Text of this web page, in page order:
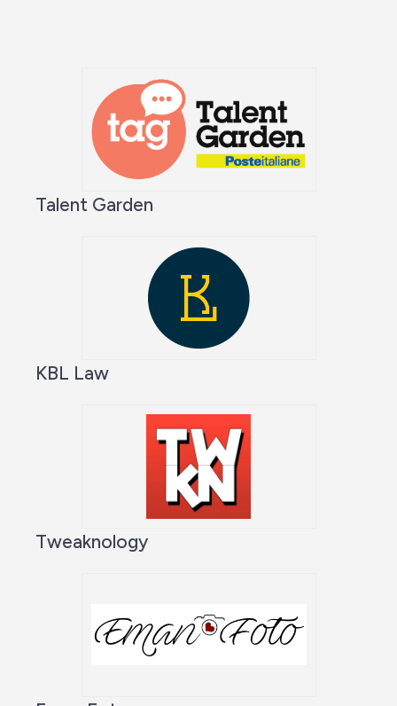
Talent Garden
KBL Law
Tweaknology